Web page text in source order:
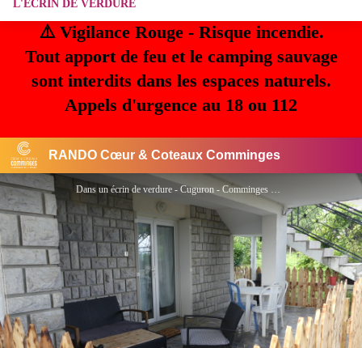
⚠️ Vigilance Rouge - Risque incendie.
Tout apport de feu et le camping sauvage
sont interdits dans les espaces naturels.
Appels d'urgence au 18 ou 112
RANDO Cœur & Coteaux Comminges
L'ECRIN DE VERDURE
Dans un écrin de verdure - Cuguron - Comminges Pyrénées - GERLACHE